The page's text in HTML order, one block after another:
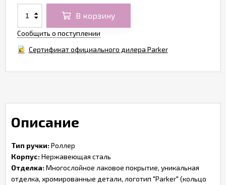
В корзину
Сообщить о поступлении
Сертификат официального дилера Parker
Описание
Тип ручки:Роллер
Корпус:Нержавеющая сталь
Отделка:Многослойное лаковое покрытие, уникальная
отделка, хромированные детали, логотип "Parker" (кольцо